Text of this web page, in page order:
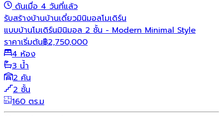
ดันเมื่อ 4 วันที่แล้ว
รับสร้างบ้านบ้านเดี่ยวมินิมอลโมเดิร์น
แบบบ้านโมเดิร์นมินิมอล 2 ชั้น - Modern Minimal Style
ราคาเริ่มต้น฿2,750,000
4 ห้อง
3 น้ำ
2 คัน
2 ชั้น
160 ตร.ม